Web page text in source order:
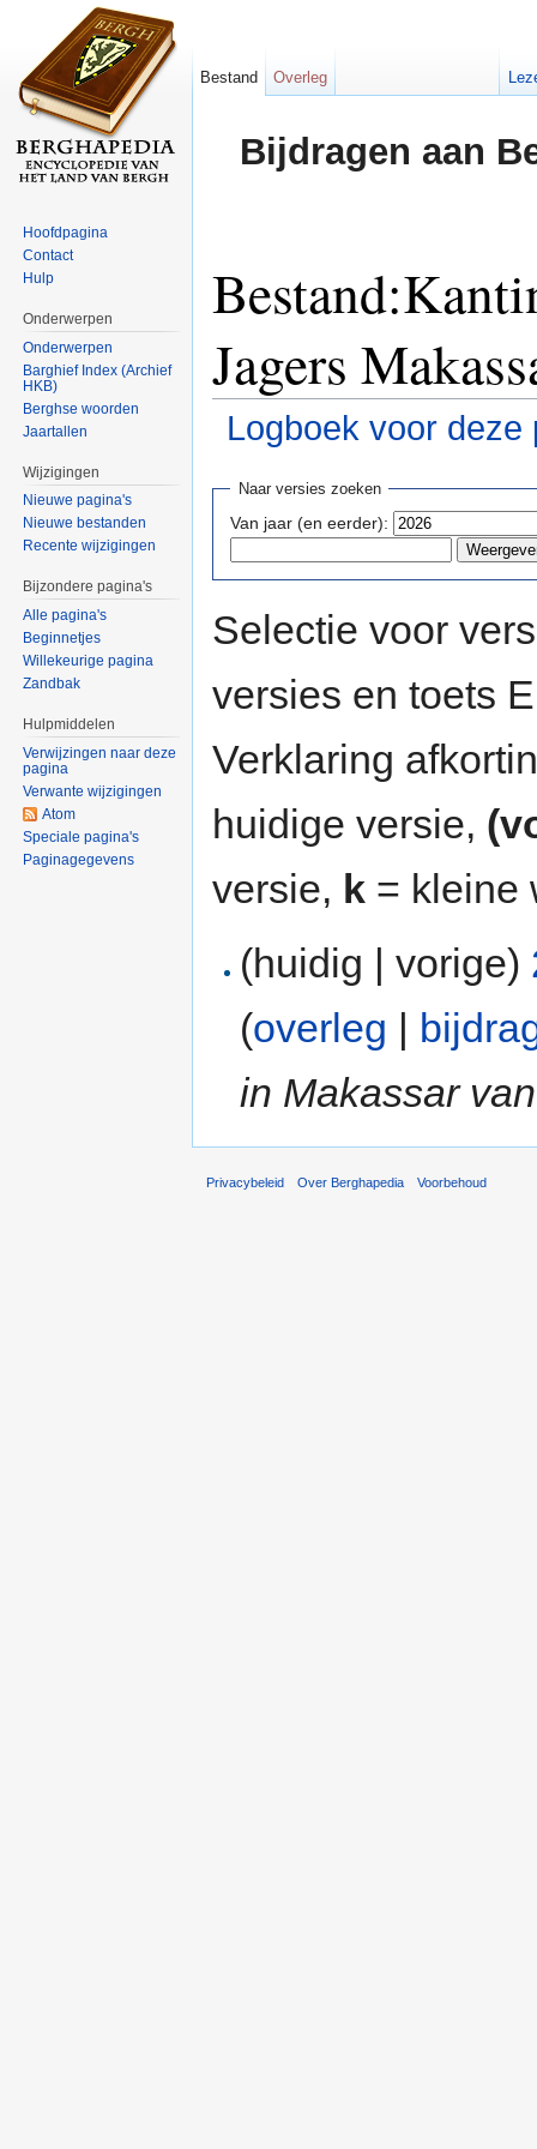
Bijdragen aan
Jagers
Logboek voor deze
Naar versies zoeken
Van jaar (en eerder):
Selectie voor
versies en toets
Verklaring
huidige versie,
versie, k = kleine
(huidig | vorige)
(overleg |
in Makassar
Bestand Overleg
Hoofdpagina
Contact
Hulp
Onderwerpen
Onderwerpen
Barghief Index (Archief
HKB)
Berghse woorden
Jaartallen
Wijzigingen
Nieuwe pagina's
Nieuwe bestanden
Recente wijzigingen
Bijzondere pagina's
Alle pagina's
Beginnetjes
Willekeurige pagina
Zandbak
Hulpmiddelen
Verwijzingen naar deze
pagina
Verwante wijzigingen
Atom
Speciale pagina's
Paginagegevens
Privacybeleid Over Berghapedia Voorbehoud